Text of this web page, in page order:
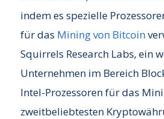
indem es spezielle
für das Mining von Bitcoin
Squirrels Research Labs, ein
Unternehmen im Bereich
Intel-Prozessoren für das
zweitbeliebtesten